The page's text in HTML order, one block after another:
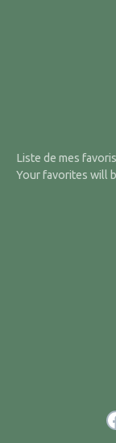
Liste de mes favoris
Your favorites will
Facebook